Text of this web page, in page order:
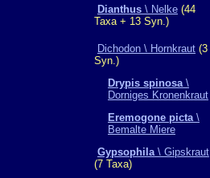
Dianthus \ Nelke (44
Taxa + 13 Syn.)
Dichodon \ Hornkraut (3
Syn.)
Drypis spinosa\
Dorniges Kronenkraut
Eremogone picta\
Bemalte Miere
Gypsophila\ Gipskraut
(7 Taxa)